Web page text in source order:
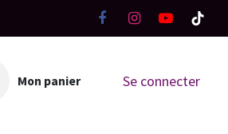
Mon panier Se connecter